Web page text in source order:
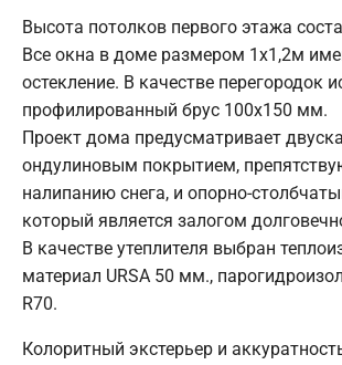
Высота потолков первого этажа
Все окна в доме размером 1х1,2м
остекление. В качестве перегородок
профилированный брус 100х150 мм.
Проект дома предусматривает
ондулиновым покрытием,
налипанию снега, и опорно-
который является залогом
В качестве утеплителя выбран
материал URSA 50 мм.,
R70.
Колоритный экстерьер и